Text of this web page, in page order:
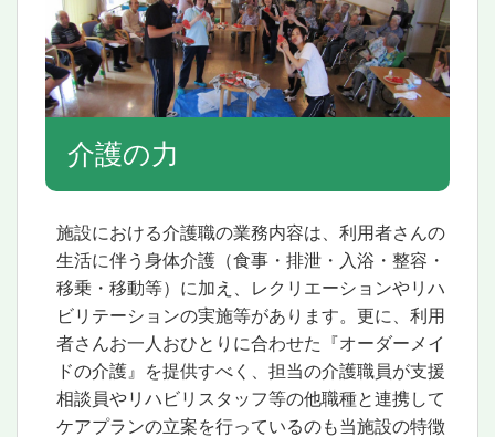
介護の力
施設における介護職の業務内容は、利用者さんの
生活に伴う身体介護（食事・排泄・入浴・整容・
移乗・移動等）に加え、レクリエーションやリハ
ビリテーションの実施等があります。更に、利用
者さんお一人おひとりに合わせた『オーダーメイ
ドの介護』を提供すべく、担当の介護職員が支援
相談員やリハビリスタッフ等の他職種と連携して
ケアプランの立案を行っているのも当施設の特徴